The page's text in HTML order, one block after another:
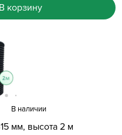
В корзину
мм, высота 2 м
В наличии